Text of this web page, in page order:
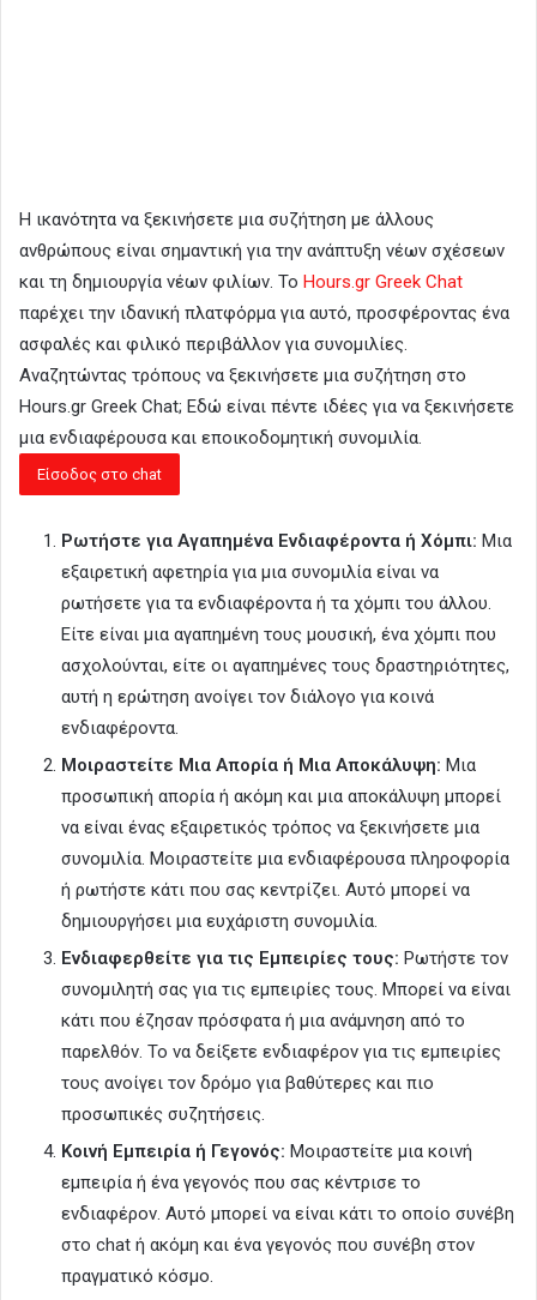
Η ικανότητα να ξεκινήσετε μια συζήτηση με άλλους
ανθρώπους είναι σημαντική για την ανάπτυξη νέων σχέσεων
και τη δημιουργία νέων φιλίων. Το Hours.gr Greek Chat
παρέχει την ιδανική πλατφόρμα για αυτό, προσφέροντας ένα
ασφαλές και φιλικό περιβάλλον για συνομιλίες.
Αναζητώντας τρόπους να ξεκινήσετε μια συζήτηση στο
Hours.gr Greek Chat; Εδώ είναι πέντε ιδέες για να ξεκινήσετε
μια ενδιαφέρουσα και εποικοδομητική συνομιλία.
Ρωτήστε για Αγαπημένα Ενδιαφέροντα ή Χόμπι: Μια
εξαιρετική αφετηρία για μια συνομιλία είναι να
ρωτήσετε για τα ενδιαφέροντα ή τα χόμπι του άλλου.
Είτε είναι μια αγαπημένη τους μουσική, ένα χόμπι που
ασχολούνται, είτε οι αγαπημένες τους δραστηριότητες,
αυτή η ερώτηση ανοίγει τον διάλογο για κοινά
ενδιαφέροντα.
Μοιραστείτε Μια Απορία ή Μια Αποκάλυψη: Μια
προσωπική απορία ή ακόμη και μια αποκάλυψη μπορεί
να είναι ένας εξαιρετικός τρόπος να ξεκινήσετε μια
συνομιλία. Μοιραστείτε μια ενδιαφέρουσα πληροφορία
ή ρωτήστε κάτι που σας κεντρίζει. Αυτό μπορεί να
δημιουργήσει μια ευχάριστη συνομιλία.
Ενδιαφερθείτε για τις Εμπειρίες τους: Ρωτήστε τον
συνομιλητή σας για τις εμπειρίες τους. Μπορεί να είναι
κάτι που έζησαν πρόσφατα ή μια ανάμνηση από το
παρελθόν. Το να δείξετε ενδιαφέρον για τις εμπειρίες
τους ανοίγει τον δρόμο για βαθύτερες και πιο
προσωπικές συζητήσεις.
Κοινή Εμπειρία ή Γεγονός: Μοιραστείτε μια κοινή
εμπειρία ή ένα γεγονός που σας κέντρισε το
ενδιαφέρον. Αυτό μπορεί να είναι κάτι το οποίο συνέβη
στο chat ή ακόμη και ένα γεγονός που συνέβη στον
πραγματικό κόσμο.